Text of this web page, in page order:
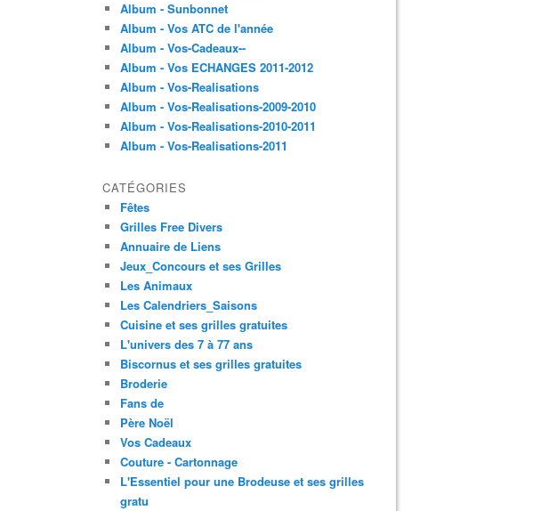
Album - Sunbonnet
Album - Vos ATC de l'année
Album - Vos-Cadeaux--
Album - Vos ECHANGES 2011-2012
Album - Vos-Realisations
Album - Vos-Realisations-2009-2010
Album - Vos-Realisations-2010-2011
Album - Vos-Realisations-2011
CATÉGORIES
Fêtes
Grilles Free Divers
Annuaire de Liens
Jeux_Concours et ses Grilles
Les Animaux
Les Calendriers_Saisons
Cuisine et ses grilles gratuites
L'univers des 7 à 77 ans
Biscornus et ses grilles gratuites
Broderie
Fans de
Père Noël
Vos Cadeaux
Couture - Cartonnage
L'Essentiel pour une Brodeuse et ses grilles
gratu